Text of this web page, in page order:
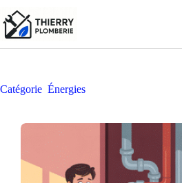
au
contenu
Catégorie Énergies